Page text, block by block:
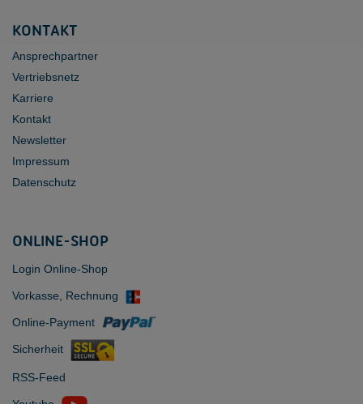
KONTAKT
Ansprechpartner
Vertriebsnetz
Karriere
Kontakt
Newsletter
Impressum
Datenschutz
ONLINE-SHOP
Login Online-Shop
Vorkasse, Rechnung
Online-Payment
Sicherheit
RSS-Feed